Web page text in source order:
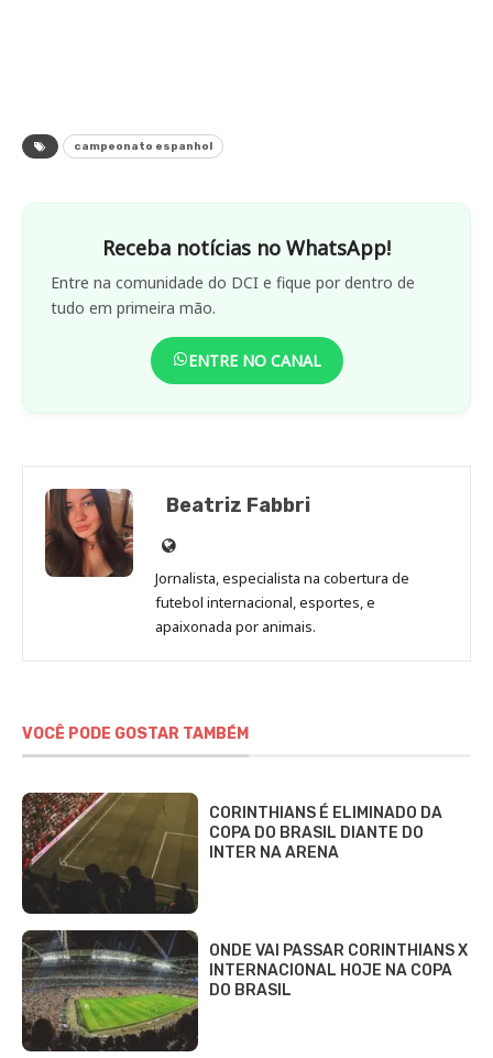
campeonato espanhol
Receba notícias no WhatsApp!
Entre na comunidade do DCI e fique por dentro de
tudo em primeira mão.
ENTRE NO CANAL
Beatriz Fabbri
Site
de
Beatriz
Fabbri
Jornalista, especialista na cobertura de
futebol internacional, esportes, e
apaixonada por animais.
VOCÊ PODE GOSTAR TAMBÉM
CORINTHIANS É ELIMINADO DA
COPA DO BRASIL DIANTE DO
INTER NA ARENA
ONDE VAI PASSAR CORINTHIANS X
INTERNACIONAL HOJE NA COPA
DO BRASIL